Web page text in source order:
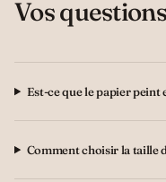
Vos
Est-ce que le papier peint
Comment choisir la taille